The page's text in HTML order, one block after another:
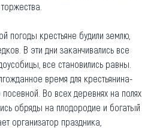
погоды крестьяне будили землю,
В эти дни заканчивались все
все становились равны.
время для крестьянина-
Во всех деревнях на полях
обряды на плодородие и богатый
организатор праздника,